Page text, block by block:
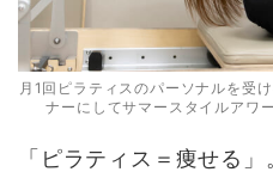
月1回ピラティスのパーソナルを受
ナーにしてサマースタイルアワ
「ピラティス＝痩せる